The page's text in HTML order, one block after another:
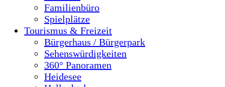
Familienbüro
Spielplätze
Tourismus & Freizeit
Bürgerhaus / Bürgerpark
Sehenswürdigkeiten
360° Panoramen
Heidesee